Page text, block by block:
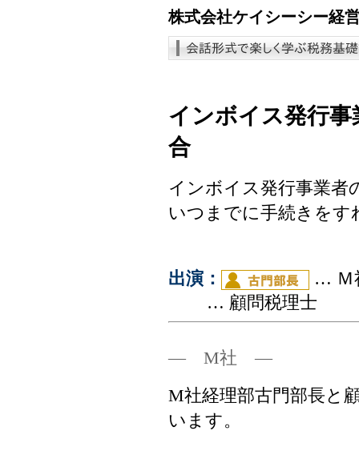
株式会社ケイシーシー経
インボイス発行
合
インボイス発行事業者
いつまでに手続きを
出演：
…
… 顧問税理士
― M社 ―
M社経理部古門部長と
います。